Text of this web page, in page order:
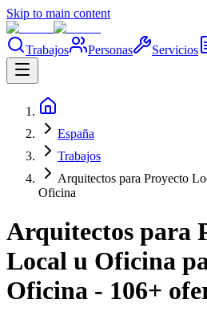
Skip to main content
Trabajos Personas Servicios
España
Trabajos
Arquitectos para Proyecto
Oficina
Arquitectos para
Local u Oficina
Oficina - 106+